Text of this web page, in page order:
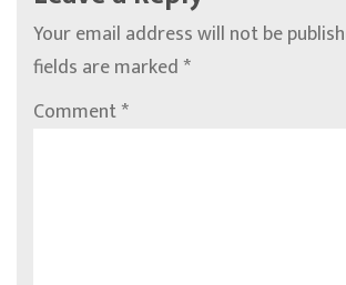
Your email address will not be
fields are marked*
Comment*